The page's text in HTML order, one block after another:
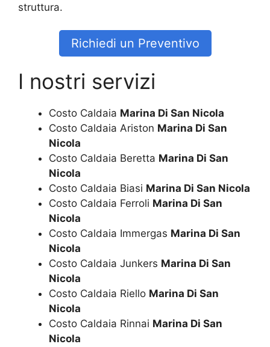
struttura.
Richiedi un Preventivo
I nostri servizi
Costo Caldaia Marina Di San Nicola
Costo Caldaia Ariston Marina Di San
Nicola
Costo Caldaia Beretta Marina Di San
Nicola
Costo Caldaia Biasi Marina Di San Nicola
Costo Caldaia Ferroli Marina Di San
Nicola
Costo Caldaia Immergas Marina Di San
Nicola
Costo Caldaia Junkers Marina Di San
Nicola
Costo Caldaia Riello Marina Di San
Nicola
Costo Caldaia Rinnai Marina Di San
Nicola